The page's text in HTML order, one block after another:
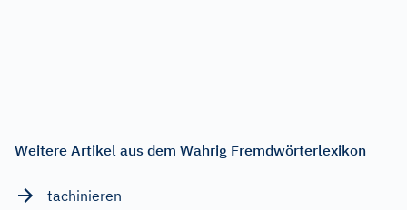
Weitere Artikel aus dem Wahrig Fremdwörterlexikon
tachinieren